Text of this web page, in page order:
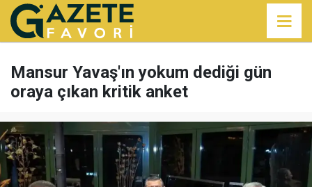
Mansur Yavaş'ın yokum dediği gün
oraya çıkan kritik anket